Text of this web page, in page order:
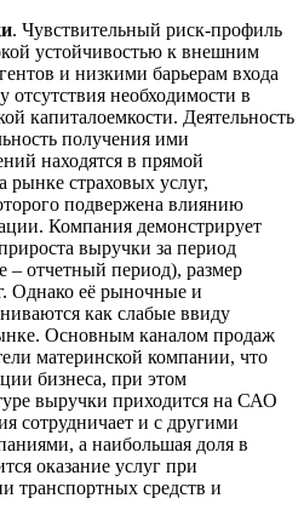
. Чувствительный риск-профиль
устойчивостью к внешним
и низкими барьерам входа
отсутствия необходимости в
капиталоемкости. Деятельность
получения ими
находятся в прямой
рынке страховых услуг,
подвержена влиянию
Компания демонстрирует
выручки за период
– отчетный период), размер
Однако её рыночные и
как слабые ввиду
Основным каналом продаж
материнской компании, что
бизнеса, при этом
выручки приходится на САО
сотрудничает и с другими
а наибольшая доля в
оказание услуг при
транспортных средств и